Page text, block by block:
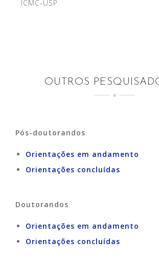
ICMC-USP
OUTROS
Pós-doutorandos
Orientações em andamento
Orientações concluídas
Doutorandos
Orientações em andamento
Orientações concluídas